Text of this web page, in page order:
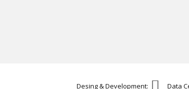
Desing & Development: Data